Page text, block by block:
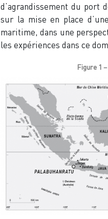
d’agrandissement du port
sur la mise en place
maritime, dans une
les expériences dans ce
Figure 1